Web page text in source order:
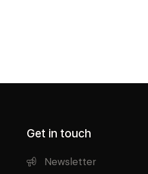
Get in touch
Newsletter